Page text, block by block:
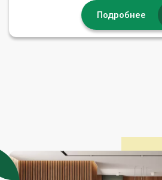
Подробнее